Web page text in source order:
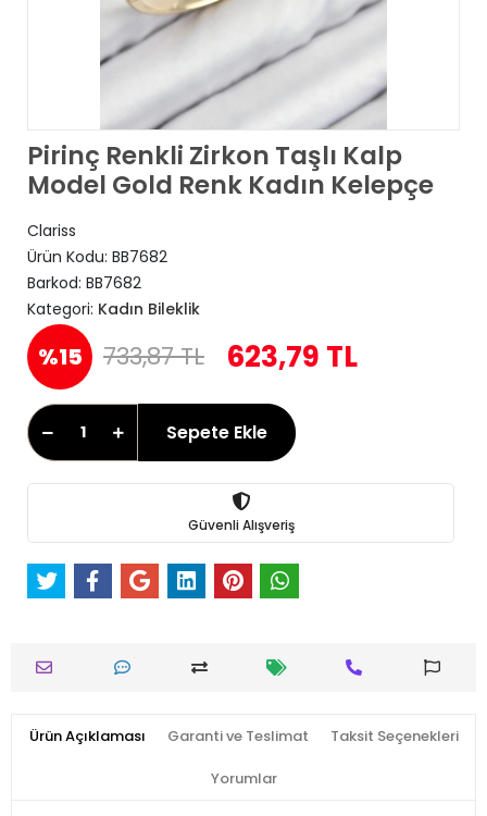
Pirinç Renkli Zirkon Taşlı Kalp
Model Gold Renk Kadın Kelepçe
Clariss
Ürün Kodu: BB7682
Barkod: BB7682
Kategori: Kadın Bileklik
%15 733,87 TL 623,79 TL
Sepete Ekle
Güvenli Alışveriş
Ürün Açıklaması Garanti ve Teslimat Taksit Seçenekleri
Yorumlar